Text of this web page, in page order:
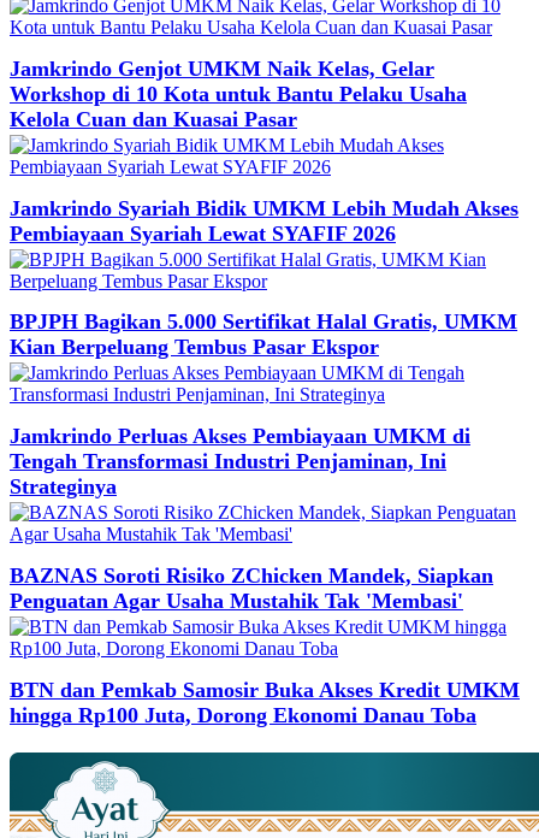
Jamkrindo Genjot UMKM Naik Kelas, Gelar
Workshop di 10 Kota untuk Bantu Pelaku Usaha
Kelola Cuan dan Kuasai Pasar
Jamkrindo Syariah Bidik UMKM Lebih Mudah Akses
Pembiayaan Syariah Lewat SYAFIF 2026
BPJPH Bagikan 5.000 Sertifikat Halal Gratis, UMKM
Kian Berpeluang Tembus Pasar Ekspor
Jamkrindo Perluas Akses Pembiayaan UMKM di
Tengah Transformasi Industri Penjaminan, Ini
Strateginya
BAZNAS Soroti Risiko ZChicken Mandek, Siapkan
Penguatan Agar Usaha Mustahik Tak 'Membasi'
BTN dan Pemkab Samosir Buka Akses Kredit UMKM
hingga Rp100 Juta, Dorong Ekonomi Danau Toba